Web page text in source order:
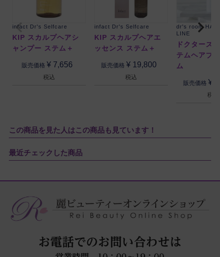
infact Dr's Selfcare
KIP スカルプヘアシ
ャンプー ステム＋
販売価格 ¥ 7,656
税込
infact Dr's Selfcare
KIP スカルプヘアエ
ッセンス ステム＋
販売価格 ¥ 19,800
税込
dr's room
LINE
ドクターズ
テムヘアブ
ム
販売価格 ¥
税込
この商品を見た人はこの商品も見ています！
最近チェックした商品